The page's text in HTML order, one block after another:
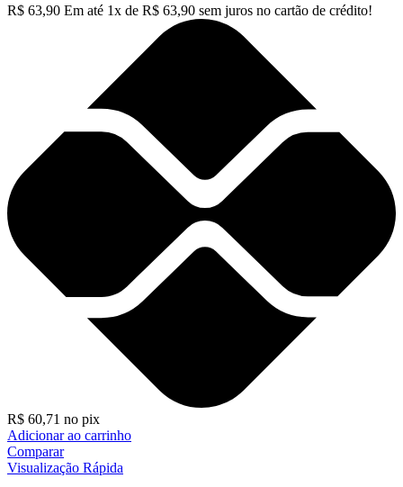
R$ 63,90 Em até 1x de R$ 63,90 sem juros no cartão de crédito!
R$ 60,71 no pix
Adicionar ao carrinho
Comparar
Visualização Rápida